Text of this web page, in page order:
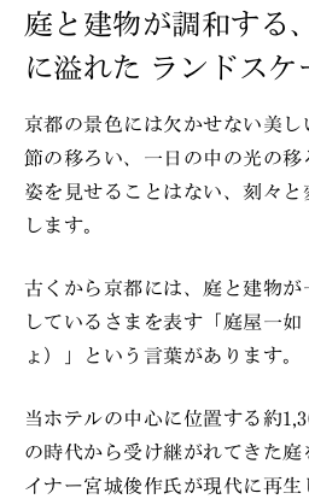
庭と建物が調和する、
に溢れた ランドスケ
京都の景色には欠かせない美
節の移ろい、一日の中の光の
姿を見せることはない、刻々
します。
古くから京都には、庭と建物
しているさまを表す「庭屋一
ょ）」という言葉があります。
当ホテルの中心に位置する約
の時代から受け継がれてきた
イナー宮城俊作氏が現代に再生